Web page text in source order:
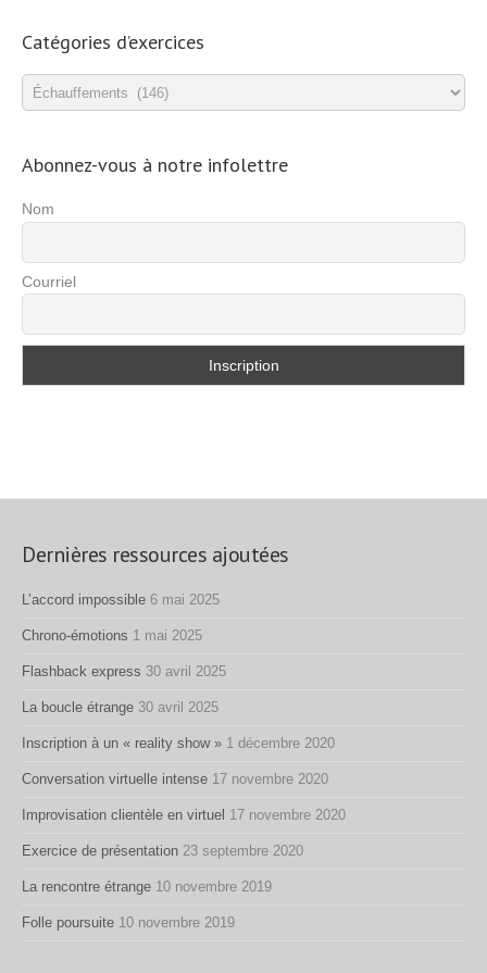
Catégories d’exercices
Catégories
d’exercices
Abonnez-vous à notre infolettre
Nom
Courriel
Dernières ressources ajoutées
L’accord impossible 6 mai 2025
Chrono-émotions 1 mai 2025
Flashback express 30 avril 2025
La boucle étrange 30 avril 2025
Inscription à un « reality show » 1 décembre 2020
Conversation virtuelle intense 17 novembre 2020
Improvisation clientèle en virtuel 17 novembre 2020
Exercice de présentation 23 septembre 2020
La rencontre étrange 10 novembre 2019
Folle poursuite 10 novembre 2019